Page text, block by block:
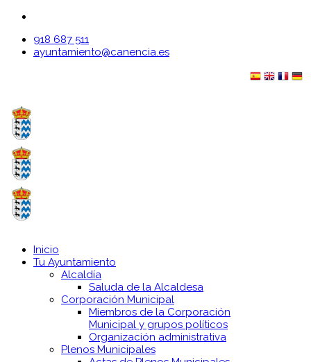
918 687 511
ayuntamiento@canencia.es
Inicio
Tu Ayuntamiento
Alcaldía
Saluda de la Alcaldesa
Corporación Municipal
Miembros de la Corporación
Municipal y grupos políticos
Organización administrativa
Plenos Municipales